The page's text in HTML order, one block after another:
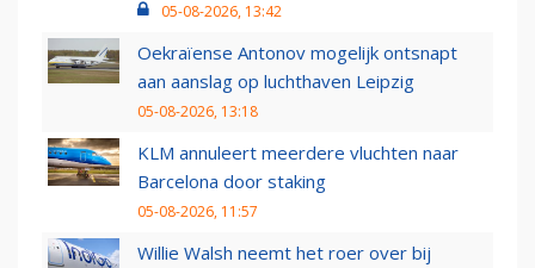
05-08-2026, 13:42
Oekraïense Antonov mogelijk ontsnapt
aan aanslag op luchthaven Leipzig
05-08-2026, 13:18
KLM annuleert meerdere vluchten naar
Barcelona door staking
05-08-2026, 11:57
Willie Walsh neemt het roer over bij